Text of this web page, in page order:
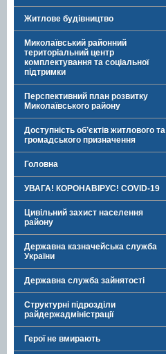
Житлове будівництво
Миколаївський районний
територіальний центр
комплектування та соціальної
підтримки
Перспективний план розвитку
Миколаївського району
Доступність об’єктів житлового та
громадського призначення
Головна
УВАГА! КОРОНАВІРУС! COVID-19
Цивільний захист населення
району
Державна казначейська служба
України
Державна служба зайнятості
Структурні підрозділи
райдержадміністрації
Герої не вмирають